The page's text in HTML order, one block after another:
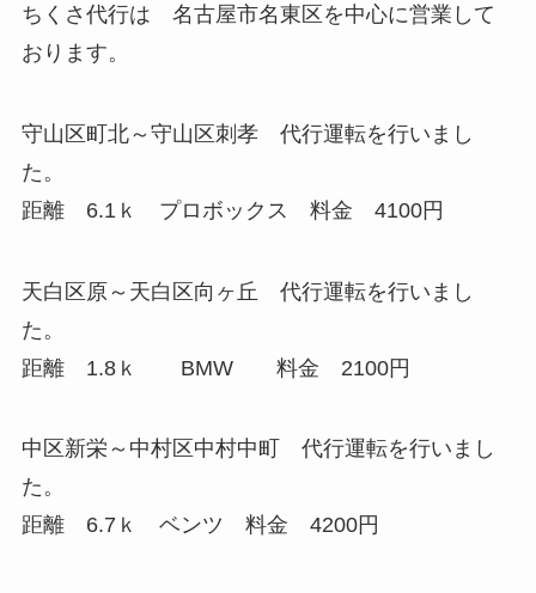
ちくさ代行は 名古屋市名東区を中心に営業して
おります。
守山区町北～守山区刺孝 代行運転を行いまし
た。
距離 6.1ｋ プロボックス 料金 4100円
天白区原～天白区向ヶ丘 代行運転を行いまし
た。
距離 1.8ｋ BMW 料金 2100円
中区新栄～中村区中村中町 代行運転を行いまし
た。
距離 6.7ｋ ベンツ 料金 4200円